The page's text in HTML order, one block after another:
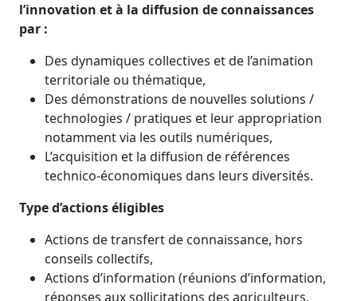
l’innovation et à la diffusion de connaissances
par :
Des dynamiques collectives et de l’animation
territoriale ou thématique,
Des démonstrations de nouvelles solutions /
technologies / pratiques et leur appropriation
notamment via les outils numériques,
L’acquisition et la diffusion de références
technico-économiques dans leurs diversités.
Type d’actions éligibles
Actions de transfert de connaissance, hors
conseils collectifs,
Actions d’information (réunions d’information,
réponses aux sollicitations des agriculteurs,